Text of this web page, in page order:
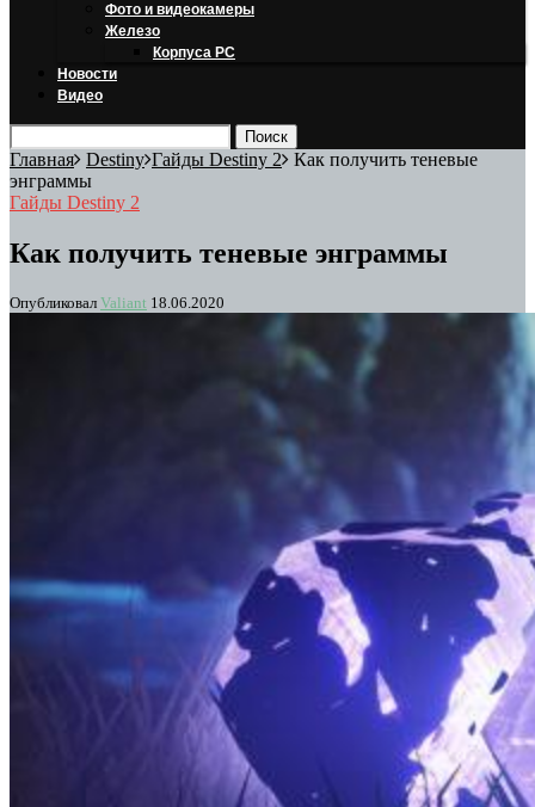
Фото и видеокамеры
Железо
Корпуса PC
Новости
Видео
Главная Destiny Гайды Destiny 2
Как получить теневые
энграммы
Гайды Destiny 2
Как получить теневые энграммы
Опубликовал Valiant 18.06.2020